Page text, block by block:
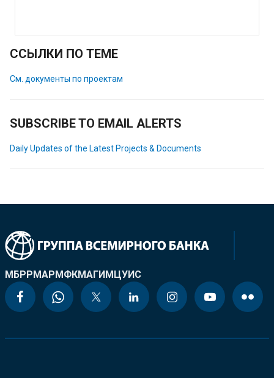
ССЫЛКИ ПО ТЕМЕ
См. документы по проектам
SUBSCRIBE TO EMAIL ALERTS
Daily Updates of the Latest Projects & Documents
МБРРМАРМФКМАГИМЦУИС